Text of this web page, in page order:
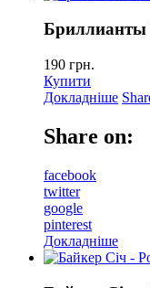
Бриллианты
190 грн.
Купити
Докладніше
Share on:
facebook
twitter
google
pinterest
Докладніше